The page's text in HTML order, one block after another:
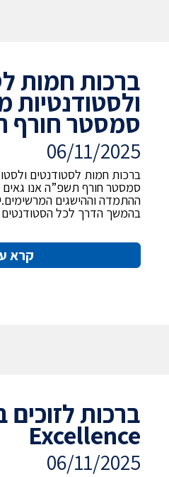
ברכות חמות
ולסטודנטיות
סמסטר חורף
06/11/2025
ברכות חמות לסטודנטים
סמסטר חורף תשפ”ה אנו
ההתמדה וההישגים
בהמשך הדרך לכל הסטודנטים
קרא
Excellence
06/11/2025